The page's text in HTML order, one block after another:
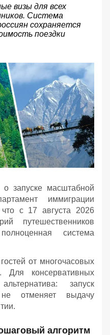
визы для всех
Система
сохраняется
поездки
запуске масштабной
иммиграции
с 17 августа 2026
путешественников
система
от многочасовых
Для консервативных
запуск
отменяет выдачу
алгоритм